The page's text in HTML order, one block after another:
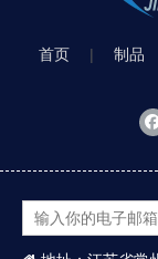
首页 | 制品